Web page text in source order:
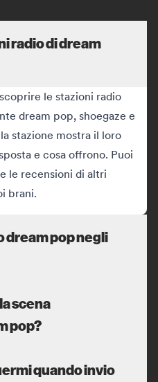
radio di dream
le stazioni radio
dream pop, shoegaze e
stazione mostra il loro
e cosa offrono. Puoi
le recensioni di altri
brani.
dream pop negli
scena
pop?
quando invio